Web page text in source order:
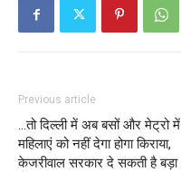
Previous article
…तो दिल्ली में अब बसों और मेट्रो में
महिलाएं को नहीं देगा होगा किराया,
केजरीवाल सरकार दे सकती है बड़ा